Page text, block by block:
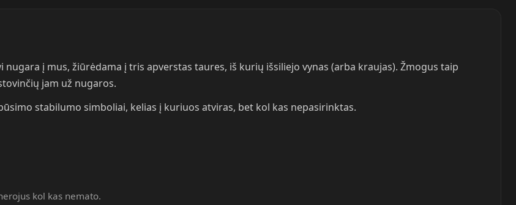
į mus, žiūrėdama į tris apverstas taures, iš kurių išsiliejo vynas (arba kraujas). Žmogus taip
jam už nugaros.
stabilumo simboliai, kelias į kuriuos atviras, bet kol kas nepasirinktas.
kol kas nemato.